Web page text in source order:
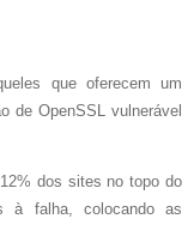
que oferecem um
de OpenSSL vulnerável
dos sites no topo do
à falha, colocando as